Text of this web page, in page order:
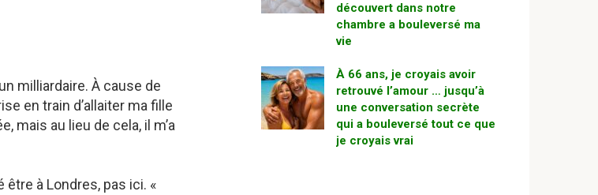
milliardaire. À cause de
en train d’allaiter ma fille
mais au lieu de cela, il m’a
être à Londres, pas ici. «
découvert dans notre
chambre a bouleversé ma
vie
À 66 ans, je croyais avoir
retrouvé l’amour … jusqu’à
une conversation secrète
qui a bouleversé tout ce que
je croyais vrai